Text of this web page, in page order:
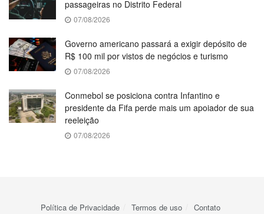
passageiras no Distrito Federal
07/08/2026
Governo americano passará a exigir depósito de
R$ 100 mil por vistos de negócios e turismo
07/08/2026
Conmebol se posiciona contra Infantino e
presidente da Fifa perde mais um apoiador de sua
reeleição
07/08/2026
Política de Privacidade Termos de uso Contato